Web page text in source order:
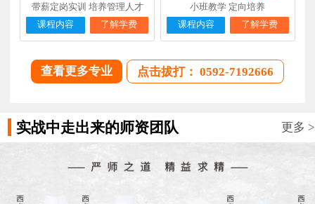
带薪定岗实训 培养管理人才
课程内容
了解学费
小班教学 定向培养
课程内容
了解学费
查看更多专业 点击拔打： 0592-7192666
实战中走出来的师资团队 更多 >